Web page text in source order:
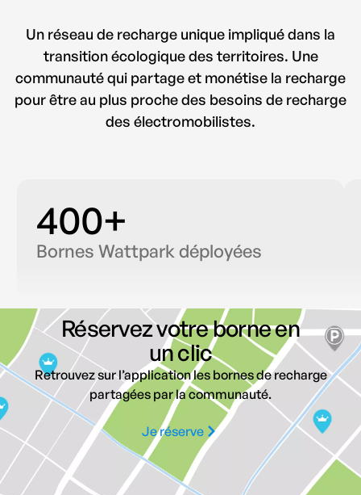
Un réseau de recharge unique impliqué dans la
transition écologique des territoires. Une
communauté qui partage et monétise la recharge
pour être au plus proche des besoins de recharge
des électromobilistes.
1
4
5
6
7
0
5
6
7
0+
Bornes Wattpark déployées
Réservez votre borne en
un clic
Retrouvez sur l’application les bornes de recharge
partagées par la communauté.
Je réserve